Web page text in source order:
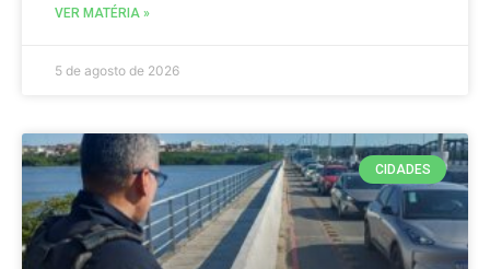
VER MATÉRIA »
5 de agosto de 2026
CIDADES